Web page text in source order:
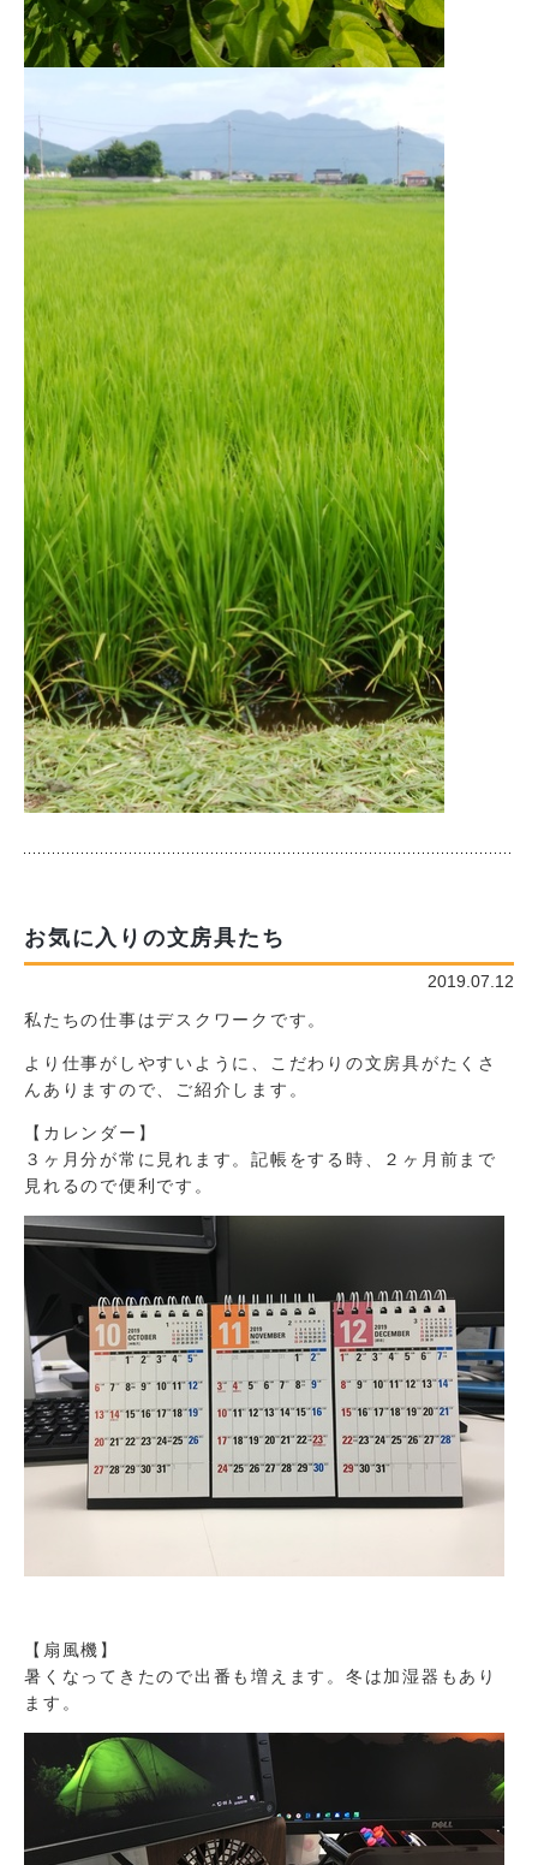
お気に入りの文房具たち
2019.07.12
私たちの仕事はデスクワークです。
より仕事がしやすいように、こだわりの文房具がたくさ
んありますので、ご紹介します。
【カレンダー】
３ヶ月分が常に見れます。記帳をする時、２ヶ月前まで
見れるので便利です。
【扇風機】
暑くなってきたので出番も増えます。冬は加湿器もあり
ます。